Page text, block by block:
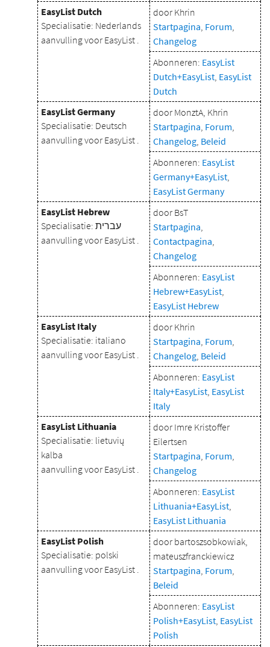
EasyList Dutch
Specialisatie: Nederlands
aanvulling voor EasyList .
door Khrin
Startpagina, Forum,
Changelog
Abonneren: EasyList
Dutch+EasyList, EasyList
Dutch
EasyList Germany
Specialisatie: Deutsch
aanvulling voor EasyList .
door MonztA, Khrin
Startpagina, Forum,
Changelog, Beleid
Abonneren: EasyList
Germany+EasyList,
EasyList Germany
EasyList Hebrew
Specialisatie: עברית
aanvulling voor EasyList .
door BsT
Startpagina,
Contactpagina,
Changelog
Abonneren: EasyList
Hebrew+EasyList,
EasyList Hebrew
EasyList Italy
Specialisatie: italiano
aanvulling voor EasyList .
door Khrin
Startpagina, Forum,
Changelog, Beleid
Abonneren: EasyList
Italy+EasyList, EasyList
Italy
EasyList Lithuania
Specialisatie: lietuvių
kalba
aanvulling voor EasyList .
door Imre Kristoffer
Eilertsen
Startpagina, Forum,
Changelog
Abonneren: EasyList
Lithuania+EasyList,
EasyList Lithuania
EasyList Polish
Specialisatie: polski
aanvulling voor EasyList .
door bartoszsobkowiak,
mateuszfranckiewicz
Startpagina, Forum,
Beleid
Abonneren: EasyList
Polish+EasyList, EasyList
Polish